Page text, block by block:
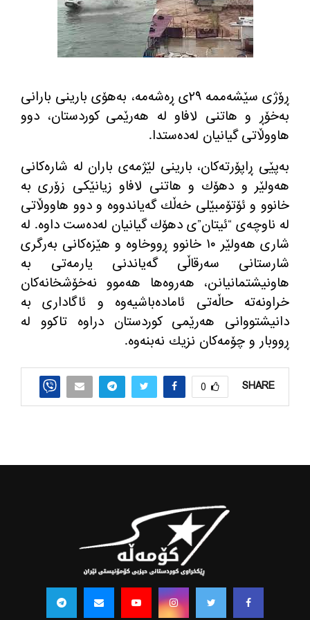
ڕۆژی سێشه‌ممه‌ ٢٩ی ڕه‌شه‌مه‌، به‌هۆی بارینی بارانی
به‌خۆڕ و هاتنی لافاو له‌ هه‌رێمی كوردستان، دوو
هاووڵاتی گیانیان له‌ده‌ستدا.
به‌پێی ڕاپۆرته‌كان، بارینی لێژمه‌ی باران له‌ شاره‌كانی
هه‌ولێر و دهۆك و هاتنی لافاو زیانێكی زۆری به‌
خانوو و ئۆتۆمبێلی خه‌ڵك گه‌یاندووه‌ و دوو هاووڵاتی
له‌ ناوچه‌ی “ئیتان”ی دهۆك گیانیان له‌ده‌ست داوه‌. له‌
شاری هه‌ولێر ١٠ خانوو ڕووخاوه‌ و هێزه‌كانی به‌رگری
شارستانی سه‌رقاڵی گه‌یاندنی یارمه‌تی به‌
هاونیشتمانیانن، هه‌روه‌ها هه‌موو نه‌خۆشخانه‌كان
خراونه‌ته‌ حاڵه‌تی ئاماده‌باشیه‌وه‌ و ئاگاداری به‌
دانیشتووانی هه‌رێمی كوردستان دراوه‌ تاكوو له‌
ڕووبار و چۆمه‌كان نزیك نه‌بنه‌وه‌.
SHARE
0